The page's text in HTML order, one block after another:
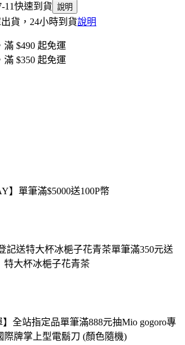
11快速到貨 說明
出貨，24小時到貨說明
$490 起免運
$350 起免運
】單筆滿$5000送100P幣
記送特大杯冰梔子花青茶單筆滿350元送
特大杯冰梔子花青茶
】全站指定品單筆滿888元抽Mio gogoro專
際牌掌上型電鬍刀 (顏色隨機)